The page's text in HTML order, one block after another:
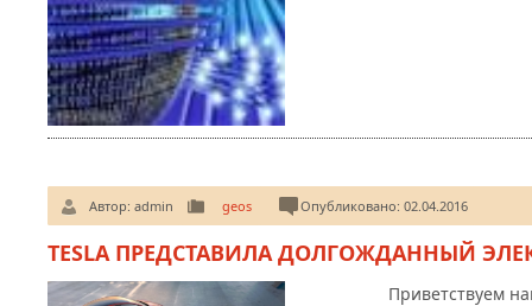
Автор: admin geos Опубликовано: 02.04.2016
TESLA ПРЕДСТАВИЛА ДОЛГОЖДАННЫЙ
Приветствуем наших